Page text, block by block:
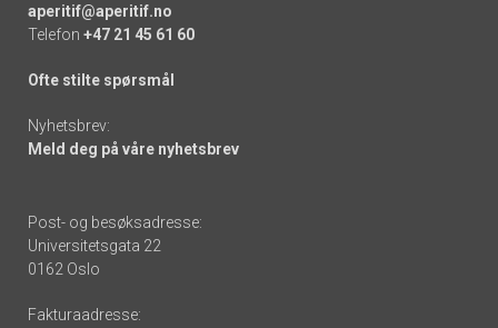
aperitif@aperitif.no
Telefon +47 21 45 61 60
Ofte stilte spørsmål
Nyhetsbrev:
Meld deg på våre nyhetsbrev
Post- og besøksadresse:
Universitetsgata 22
0162 Oslo
Fakturaadresse: